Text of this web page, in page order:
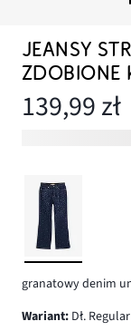
JEANSY
ZDOBIONE
139,99 zł
granatowy denim
wariant: Dł.